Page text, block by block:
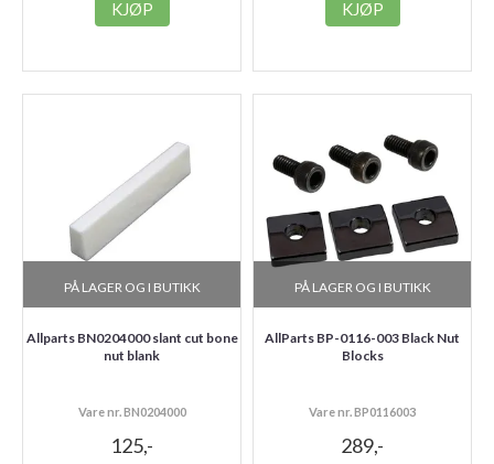
KJØP KJØP
PÅ LAGER OG I BUTIKK
Allparts BN0204000 slant cut bone
nut blank
Vare nr. BN0204000
125,-
PÅ LAGER OG I BUTIKK
AllParts BP-0116-003 Black Nut
Blocks
Vare nr. BP0116003
289,-